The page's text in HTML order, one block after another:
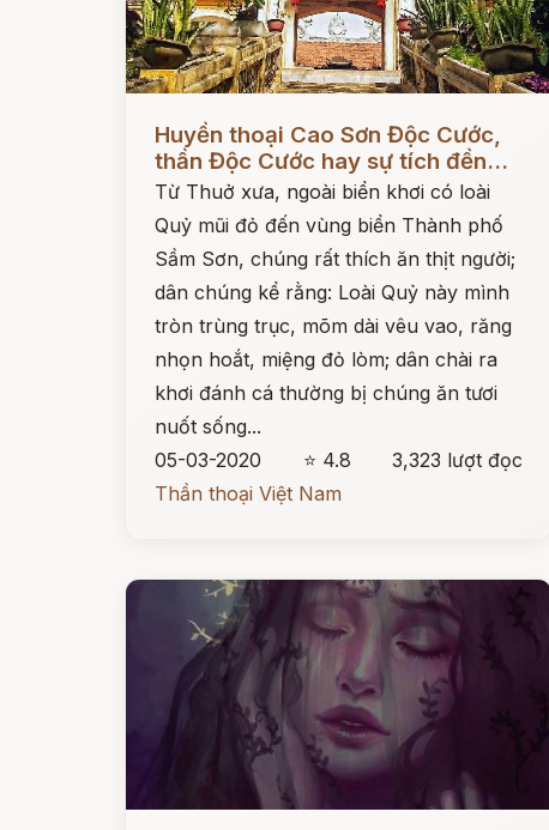
Đọc ngay
Huyền thoại Cao Sơn Độc Cước,
thần Độc Cước hay sự tích đền...
Từ Thuở xưa, ngoài biển khơi có loài
Quỷ mũi đỏ đến vùng biển Thành phố
Sầm Sơn, chúng rất thích ăn thịt người;
dân chúng kể rằng: Loài Quỷ này mình
tròn trùng trục, mõm dài vêu vao, răng
nhọn hoắt, miệng đỏ lòm; dân chài ra
khơi đánh cá thường bị chúng ăn tươi
nuốt sống...
05-03-2020
⭐ 4.8
3,323 lượt đọc
Thần thoại Việt Nam